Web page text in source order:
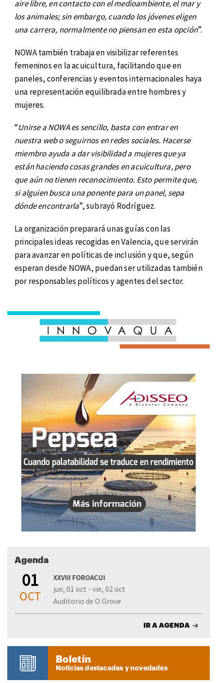
aire libre, en contacto con el medioambiente, el mar y
los animales; sin embargo, cuando los jóvenes eligen
una carrera, normalmente no piensan en esta opción”.
NOWA también trabaja en visibilizar referentes
femeninos en la acuicultura, facilitando que en
paneles, conferencias y eventos internacionales haya
una representación equilibrada entre hombres y
mujeres.
“Unirse a NOWA es sencillo, basta con entrar en
nuestra web o seguirnos en redes sociales. Hacerse
miembro ayuda a dar visibilidad a mujeres que ya
están haciendo cosas grandes en acuicultura, pero
que aún no tienen reconocimiento. Esto permite que,
si alguien busca una ponente para un panel, sepa
dónde encontrarla”, subrayó Rodríguez.
La organización preparará unas guías con las
principales ideas recogidas en Valencia, que servirán
para avanzar en políticas de inclusión y que, según
esperan desde NOWA, puedan ser utilizadas también
por responsables políticos y agentes del sector.
Agenda
01
OCT
XXVIII FOROACUI
jue, 01 oct - vie, 02 oct
Auditorio de O Grove
IR A AGENDA
Boletín
Noticias destacadas y novedades